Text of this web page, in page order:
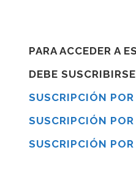
PARA ACCEDER A
DEBE
SUSCRIPCIÓN
SUSCRIPCIÓN POR
SUSCRIPCIÓN